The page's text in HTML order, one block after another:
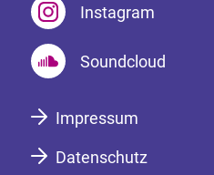
Instagram
Soundcloud
Impressum
Datenschutz